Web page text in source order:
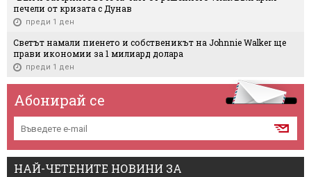
печели от кризата с Дунав
преди 1 ден
Светът намали пиенето и собственикът на Johnnie Walker ще
прави икономии за 1 милиард долара
преди 1 ден
Абонирай се
НАЙ-ЧЕТЕНИТЕ НОВИНИ ЗА